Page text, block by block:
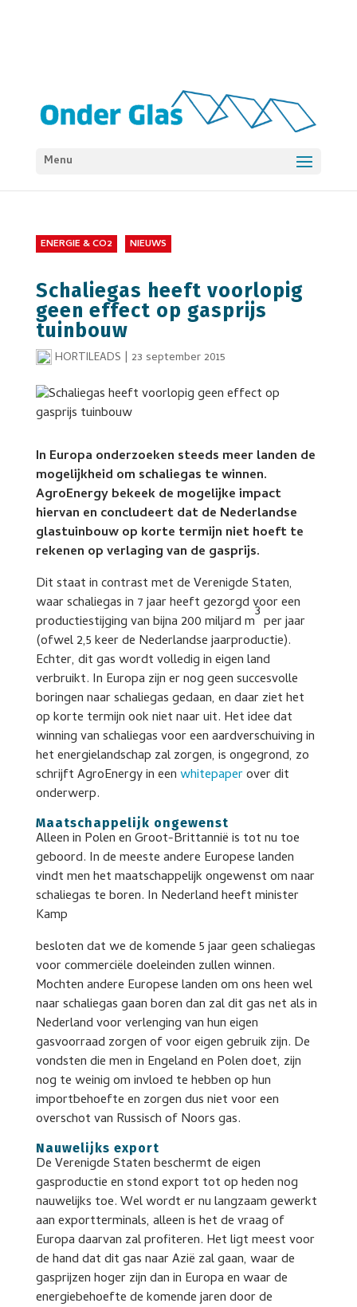
Menu
ENERGIE & CO2 NIEUWS
Schaliegas heeft voorlopig
geen effect op gasprijs
tuinbouw
HORTILEADS | 23 september 2015
In Europa onderzoeken steeds meer landen de
mogelijkheid om schaliegas te winnen.
AgroEnergy bekeek de mogelijke impact
hiervan en concludeert dat de Nederlandse
glastuinbouw op korte termijn niet hoeft te
rekenen op verlaging van de gasprijs.
Dit staat in contrast met de Verenigde Staten,
waar schaliegas in 7 jaar heeft gezorgd voor een
productiestijging van bijna 200 miljard m3per jaar
(ofwel 2,5 keer de Nederlandse jaarproductie).
Echter, dit gas wordt volledig in eigen land
verbruikt. In Europa zijn er nog geen succesvolle
boringen naar schaliegas gedaan, en daar ziet het
op korte termijn ook niet naar uit. Het idee dat
winning van schaliegas voor een aardverschuiving in
het energielandschap zal zorgen, is ongegrond, zo
schrijft AgroEnergy in eenwhitepaperover dit
onderwerp.
Maatschappelijk ongewenst
Alleen in Polen en Groot-Brittannië is tot nu toe
geboord. In de meeste andere Europese landen
vindt men het maatschappelijk ongewenst om naar
schaliegas te boren. In Nederland heeft minister
Kamp
besloten dat we de komende 5 jaar geen schaliegas
voor commerciële doeleinden zullen winnen.
Mochten andere Europese landen om ons heen wel
naar schaliegas gaan boren dan zal dit gas net als in
Nederland voor verlenging van hun eigen
gasvoorraad zorgen of voor eigen gebruik zijn. De
vondsten die men in Engeland en Polen doet, zijn
nog te weinig om invloed te hebben op hun
importbehoefte en zorgen dus niet voor een
overschot van Russisch of Noors gas.
Nauwelijks export
De Verenigde Staten beschermt de eigen
gasproductie en stond export tot op heden nog
nauwelijks toe. Wel wordt er nu langzaam gewerkt
aan exportterminals, alleen is het de vraag of
Europa daarvan zal profiteren. Het ligt meest voor
de hand dat dit gas naar Azië zal gaan, waar de
gasprijzen hoger zijn dan in Europa en waar de
energiebehoefte de komende jaren door de